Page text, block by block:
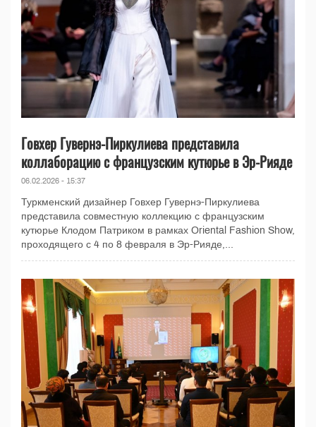
Говхер Гувернэ-Пиркулиева представила
коллаборацию с французским кутюрье в Эр-Рияде
06.02.2026 - 15:37
Туркменский дизайнер Говхер Гувернэ-Пиркулиева
представила совместную коллекцию с французским
кутюрье Клодом Патриком в рамках Oriental Fashion Show,
проходящего с 4 по 8 февраля в Эр-Рияде,...